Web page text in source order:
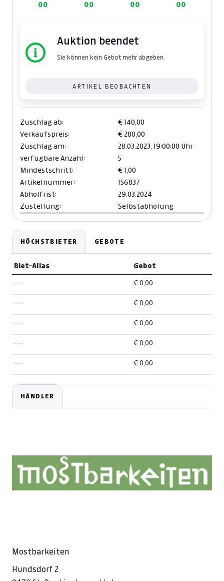
00 00 00 00
Auktion beendet
Sie können kein Gebot mehr abgeben.
ARTIKEL BEOBACHTEN
Zuschlag ab:
€ 140,00
Verkaufspreis:
€ 280,00
Zuschlag am:
28.03.2023, 19:00:00 Uhr
verfügbare Anzahl:
5
Mindestschritt:
€ 1,00
Artikelnummer:
156837
Abholfrist:
29.03.2024
Zustellung:
Selbstabholung
HÖCHSTBIETER GEBOTE
Biet-Alias Gebot
--- € 0,00
--- € 0,00
--- € 0,00
--- € 0,00
--- € 0,00
HÄNDLER
Mostbarkeiten
Hundsdorf 2